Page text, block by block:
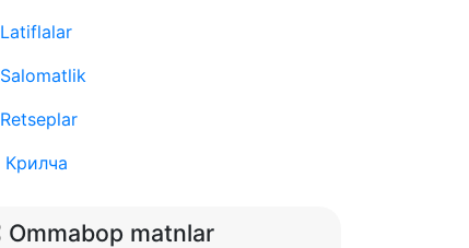
Latiflalar
Salomatlik
Retseplar
Крилча
Ommabop matnlar